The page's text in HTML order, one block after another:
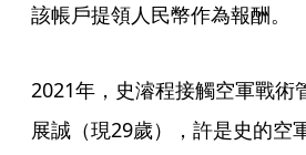
該帳戶提領人民幣作為報酬。
2021年，史濬程接觸空軍戰術
展誠（現29歲），許是史的空